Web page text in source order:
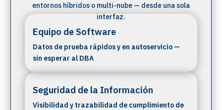
entornos híbridos o multi-nube — desde una sola
interfaz.
Equipo de Software
Datos de prueba rápidos y en autoservicio —
sin esperar al DBA
Seguridad de la Información
Visibilidad y trazabilidad de cumplimiento de